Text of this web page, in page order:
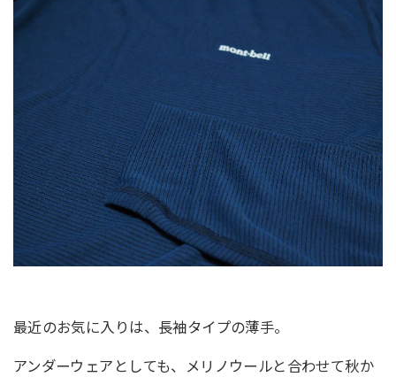
最近のお気に入りは、長袖タイプの薄手。
アンダーウェアとしても、メリノウールと合わせて秋か